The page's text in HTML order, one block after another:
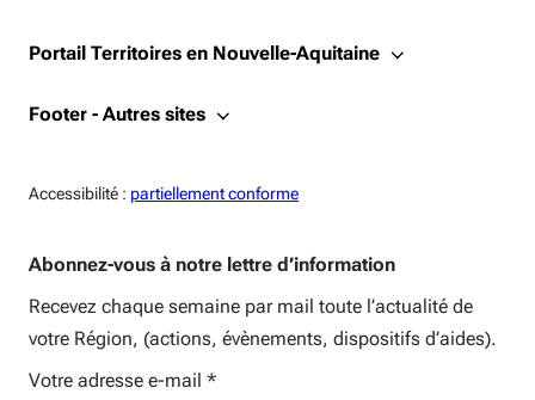
Portail Territoires en Nouvelle-Aquitaine
Footer - Autres sites
Accessibilité : Accessiblité:
partiellement conforme
Abonnez-vous à notre lettre d’information
Recevez chaque semaine par mail toute l’actualité de
votre Région, (actions, évènements, dispositifs d’aides).
Votre adresse e-mail *